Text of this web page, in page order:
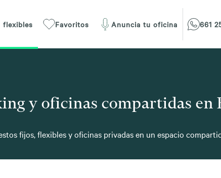
flexibles Favoritos Anuncia tu oficina 661
y oficinas compartidas en
fijos, flexibles y oficinas privadas en un espacio